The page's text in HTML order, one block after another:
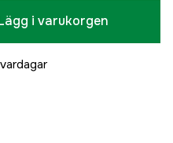
i varukorgen